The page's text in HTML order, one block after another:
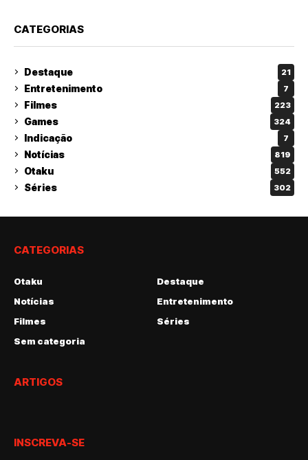
CATEGORIAS
Destaque 21
Entretenimento 7
Filmes 223
Games 324
Indicação 7
Notícias 819
Otaku 552
Séries 302
CATEGORIAS
Otaku
Destaque
Notícias
Entretenimento
Filmes
Séries
Sem categoria
ARTIGOS
INSCREVA-SE